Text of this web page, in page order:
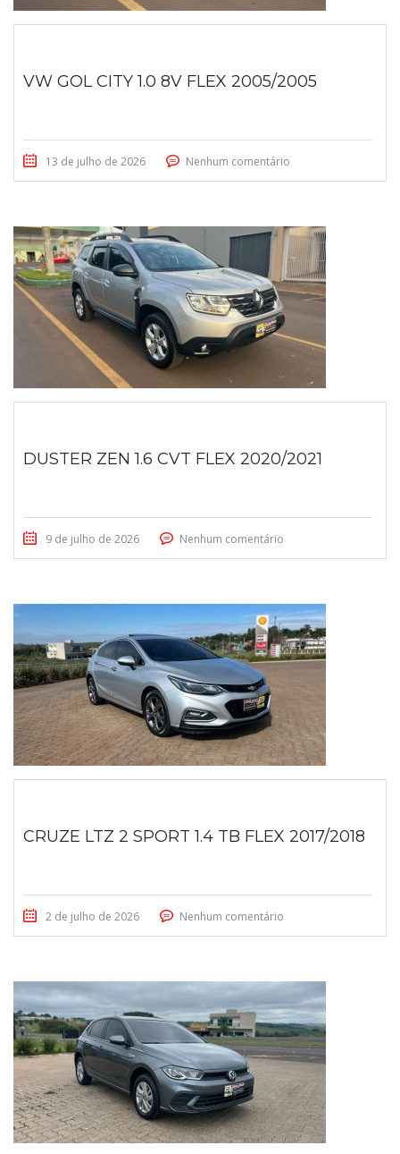
VW GOL CITY 1.0 8V FLEX 2005/2005
13 de julho de 2026 Nenhum comentário
DUSTER ZEN 1.6 CVT FLEX 2020/2021
9 de julho de 2026 Nenhum comentário
CRUZE LTZ 2 SPORT 1.4 TB FLEX 2017/2018
2 de julho de 2026 Nenhum comentário